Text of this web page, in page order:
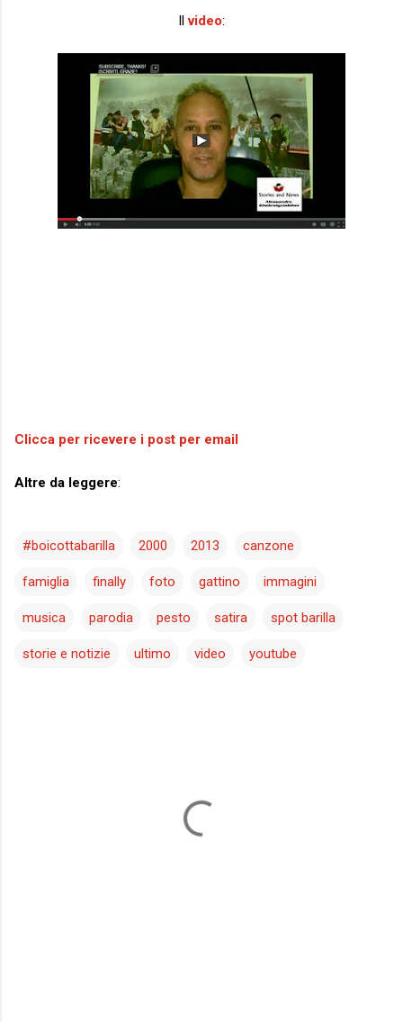
Ilvideo:
Clicca per ricevere i post per email
Altre da leggere:
#boicottabarilla 2000 2013 canzone
famiglia finally foto gattino immagini
musica parodia pesto satira spot barilla
storie e notizie ultimo video youtube